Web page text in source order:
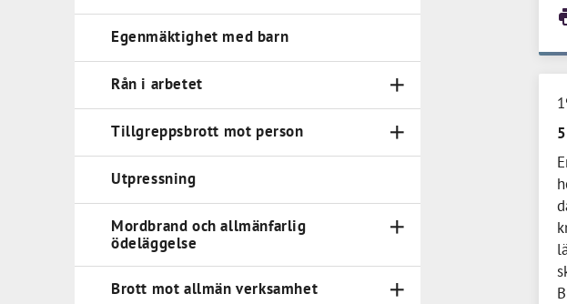
Egenmäktighet med barn
Rån i arbetet
Tillgreppsbrott mot person
Utpressning
Mordbrand och allmänfarlig
ödeläggelse
Brott mot allmän verksamhet